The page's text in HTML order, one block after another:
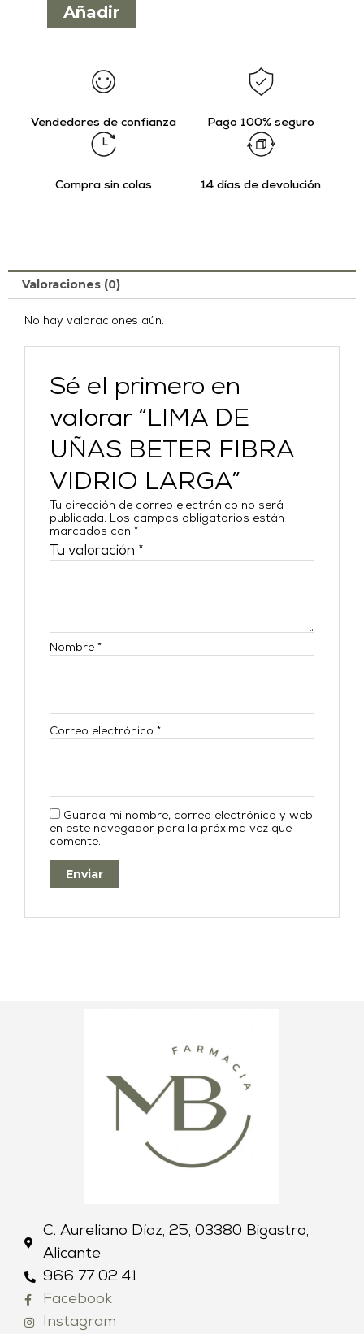
Añadir
Vendedores de confianza Pago 100% seguro
Compra sin colas 14 días de devolución
Valoraciones (0)
No hay valoraciones aún.
Sé el primero en
valorar “LIMA DE
UÑAS BETER FIBRA
VIDRIO LARGA”
Tu dirección de correo electrónico no será
publicada. Los campos obligatorios están
marcados con*
Tu valoración *
Nombre*
Correo electrónico*
Guarda mi nombre, correo electrónico y web
en este navegador para la próxima vez que
comente.
C. Aureliano Díaz, 25, 03380 Bigastro,
Alicante
966 77 02 41
Facebook
Instagram